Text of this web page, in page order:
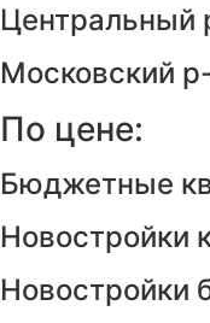
Центральный
Московский
По цене:
Бюджетные
Новостройки
Новостройки